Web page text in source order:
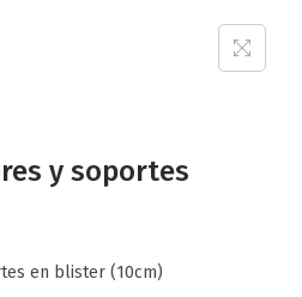
y soportes
en blister (10cm)